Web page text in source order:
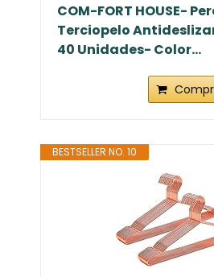
COM-FORT HOUSE-
Terciopelo
40 Unidades- Color...
BESTSELLER NO. 10